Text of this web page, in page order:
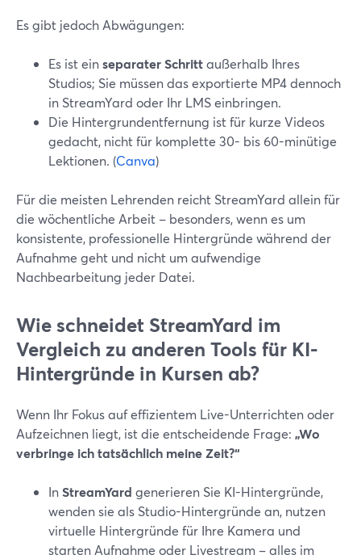
Es gibt jedoch Abwägungen:
Es ist einseparater Schrittaußerhalb Ihres
Studios; Sie müssen das exportierte MP4 dennoch
in StreamYard oder Ihr LMS einbringen.
Die Hintergrundentfernung ist für kurze Videos
gedacht, nicht für komplette 30- bis 60-minütige
Lektionen. (Canva)
Für die meisten Lehrenden reicht StreamYard allein für
die wöchentliche Arbeit – besonders, wenn es um
konsistente, professionelle Hintergründe während der
Aufnahme geht und nicht um aufwendige
Nachbearbeitung jeder Datei.
Wie schneidet StreamYard im
Vergleich zu anderen Tools für KI-
Hintergründe in Kursen ab?
Wenn Ihr Fokus auf effizientem Live-Unterrichten oder
Aufzeichnen liegt, ist die entscheidende Frage: „Wo
verbringe ich tatsächlich meine Zeit?“
InStreamYard generieren Sie KI-Hintergründe,
wenden sie als Studio-Hintergründe an, nutzen
virtuelle Hintergründe für Ihre Kamera und
starten Aufnahme oder Livestream – alles im